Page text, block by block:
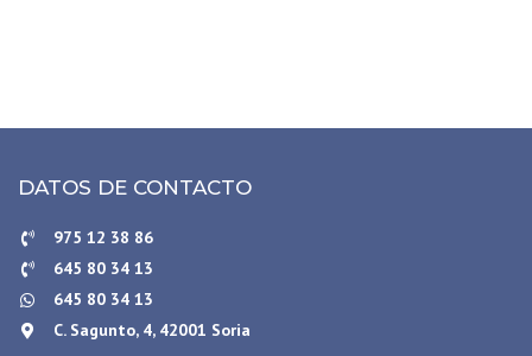
DATOS DE CONTACTO
975 12 38 86
645 80 34 13
645 80 34 13
C. Sagunto, 4, 42001 Soria